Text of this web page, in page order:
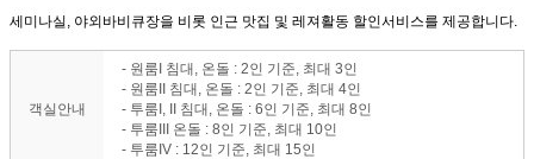
세미나실, 야외바비큐장을 비롯 인근 맛집 및 레져활동 할인서비스를 제공합니다.
객실안내
- 원룸I 침대, 온돌 : 2인 기준, 최대 3인
- 원룸II 침대, 온돌 : 2인 기준, 최대 4인
- 투룸I, II 침대, 온돌 : 6인 기준, 최대 8인
- 투룸III 온돌 : 8인 기준, 최대 10인
- 투룸IV : 12인 기준, 최대 15인